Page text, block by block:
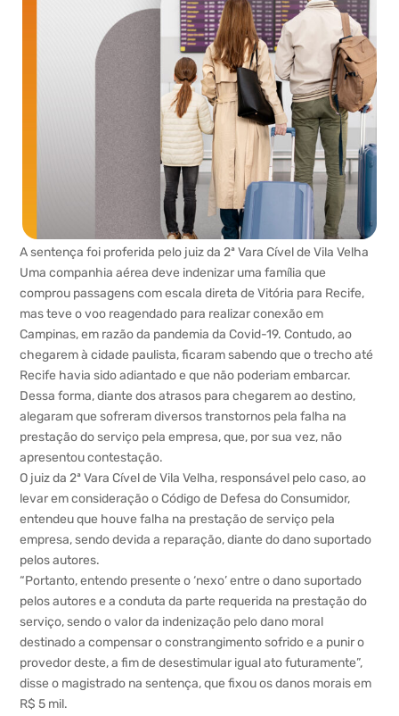
A sentença foi proferida pelo juiz da 2ª Vara Cível de Vila Velha
Uma companhia aérea deve indenizar uma família que
comprou passagens com escala direta de Vitória para Recife,
mas teve o voo reagendado para realizar conexão em
Campinas, em razão da pandemia da Covid-19. Contudo, ao
chegarem à cidade paulista, ficaram sabendo que o trecho até
Recife havia sido adiantado e que não poderiam embarcar.
Dessa forma, diante dos atrasos para chegarem ao destino,
alegaram que sofreram diversos transtornos pela falha na
prestação do serviço pela empresa, que, por sua vez, não
apresentou contestação.
O juiz da 2ª Vara Cível de Vila Velha, responsável pelo caso, ao
levar em consideração o Código de Defesa do Consumidor,
entendeu que houve falha na prestação de serviço pela
empresa, sendo devida a reparação, diante do dano suportado
pelos autores.
“Portanto, entendo presente o ‘nexo’ entre o dano suportado
pelos autores e a conduta da parte requerida na prestação do
serviço, sendo o valor da indenização pelo dano moral
destinado a compensar o constrangimento sofrido e a punir o
provedor deste, a fim de desestimular igual ato futuramente”,
disse o magistrado na sentença, que fixou os danos morais em
R$ 5 mil.